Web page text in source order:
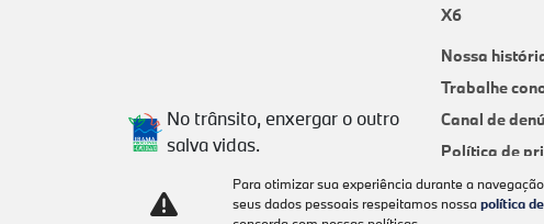
No trânsito, enxergar o outro
salva vidas.
X6
Nossa
Trabalhe
Canal de
Política de
Para otimizar sua experiência durante a
seus dados pessoais respeitamos nossapolítica